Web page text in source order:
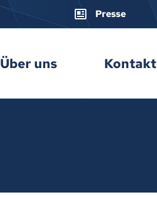
Presse
Über uns Kontakt